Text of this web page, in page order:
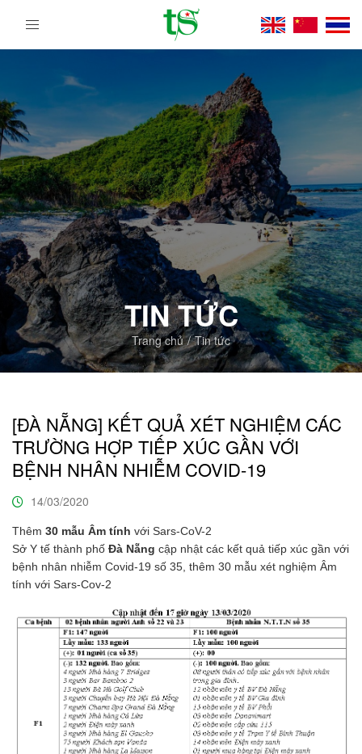
Tour
Việt
Nam
Từ
Bắc
Vào
Nam
|
Trường
Sa
Tourist
DMC
TIN TỨC
Trang chủ Tin tức
[ĐÀ NẴNG] KẾT QUẢ XÉT NGHIỆM CÁC
TRƯỜNG HỢP TIẾP XÚC GẦN VỚI
BỆNH NHÂN NHIỄM COVID-19
14/03/2020
Thêm 30 mẫu Âm tính với Sars-CoV-2
Sở Y tế thành phố Đà Nẵng cập nhật các kết quả tiếp xúc gần với
bệnh nhân nhiễm Covid-19 số 35, thêm 30 mẫu xét nghiệm Âm
tính với Sars-Cov-2